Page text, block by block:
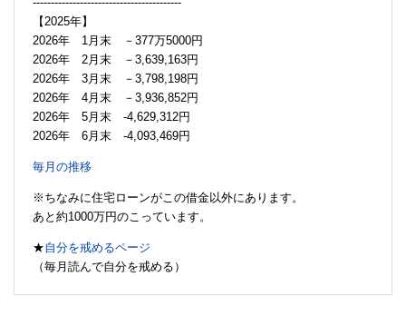
【2025年】
2026年 1月末 －377万5000円
2026年 2月末 －3,639,163円
2026年 3月末 －3,798,198円
2026年 4月末 －3,936,852円
2026年 5月末 -4,629,312円
2026年 6月末 -4,093,469円
毎月の推移
※ちなみに住宅ローンがこの借金以外にあります。
あと約1000万円のこっています。
★自分を戒めるページ
（毎月読んで自分を戒める）